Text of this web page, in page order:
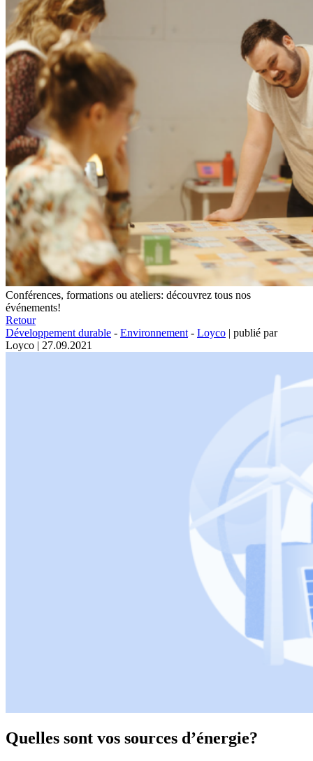
Conférences, formations ou ateliers: découvrez tous nos
événements!
Retour
Développement durable - Environnement - Loyco | publié par
Loyco | 27.09.2021
Quelles sont vos sources d’énergie?